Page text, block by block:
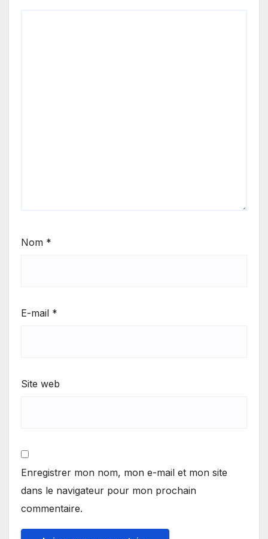
Nom *
E-mail *
Site web
Enregistrer mon nom, mon e-mail et mon site
dans le navigateur pour mon prochain
commentaire.